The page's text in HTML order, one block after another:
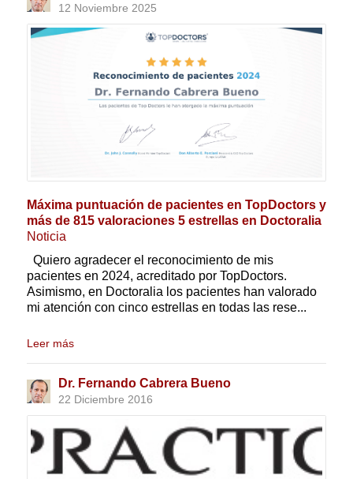
12 Noviembre 2025
Máxima puntuación de pacientes en TopDoctors y
más de 815 valoraciones 5 estrellas en Doctoralia
Noticia
Quiero agradecer el reconocimiento de mis
pacientes en 2024, acreditado por TopDoctors.
Asimismo, en Doctoralia los pacientes han valorado
mi atención con cinco estrellas en todas las rese...
Leer más
Dr. Fernando Cabrera Bueno
22 Diciembre 2016